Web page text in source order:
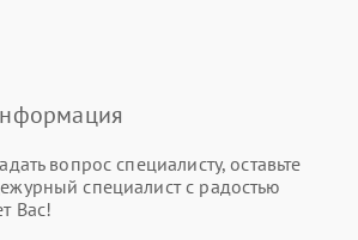
вопрос специалисту, оставьте
специалист с радостью
Вас!